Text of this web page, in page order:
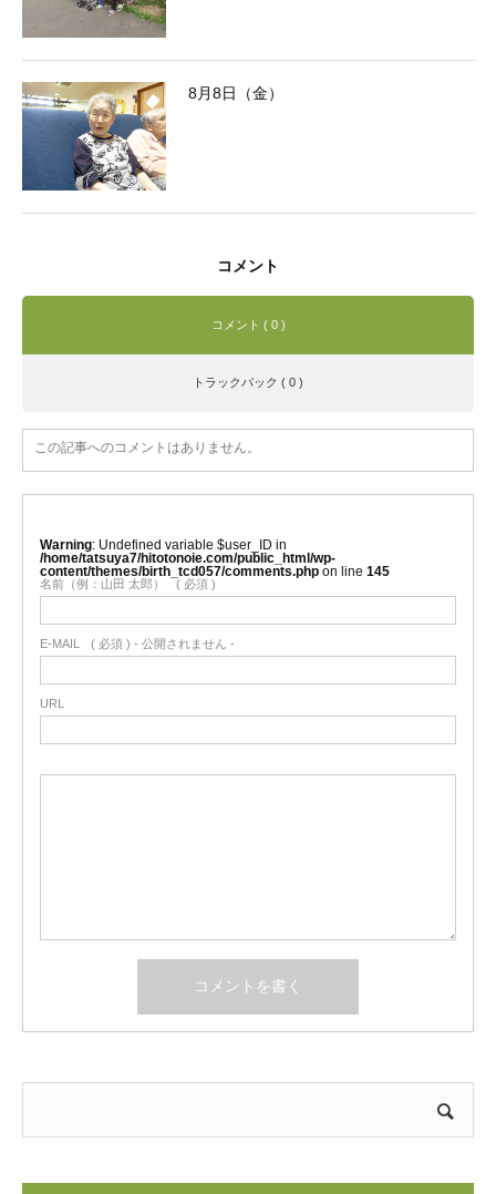
8月8日（金）
コメント
コメント ( 0 )
トラックバック ( 0 )
この記事へのコメントはありません。
Warning : Undefined variable $user_ID in
/home/tatsuya7/hitotonoie.com/public_html/wp-
content/themes/birth_tcd057/comments.php on line 145
名前（例：山田 太郎） ( 必須 )
E-MAIL ( 必須 ) - 公開されません -
URL